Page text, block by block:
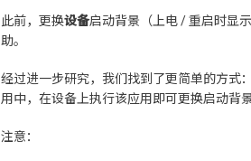
此前，更换设备启动背景（上电 / 重启时显
助。
经过进一步研究，我们找到了更简单的方式
用中，在设备上执行该应用即可更换启动背
注意：